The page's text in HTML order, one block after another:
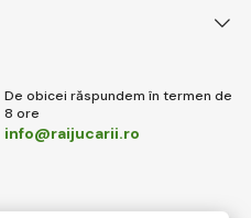
De obicei răspundem în termen de
8 ore
info@raijucarii.ro